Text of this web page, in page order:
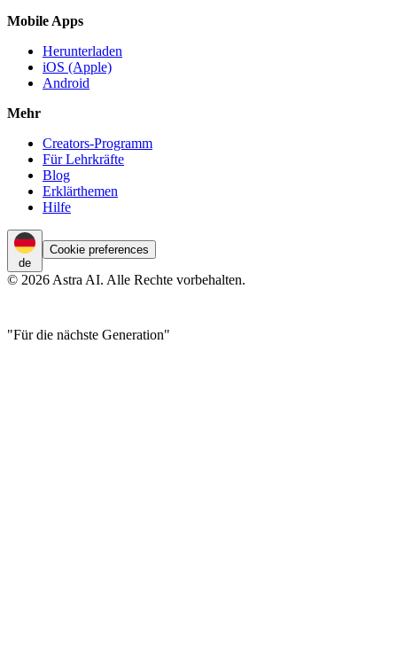
Mobile Apps
Herunterladen
iOS (Apple)
Android
Mehr
Creators-Programm
Für Lehrkräfte
Blog
Erklärthemen
Hilfe
de
Cookie preferences
© 2026 Astra AI. Alle Rechte vorbehalten.
"Für die nächste Generation"